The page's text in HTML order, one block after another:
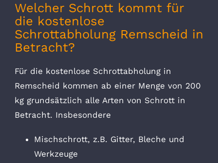
Welcher Schrott kommt für
die kostenlose
Schrottabholung Remscheid in
Betracht?
Für die kostenlose Schrottabholung in
Remscheid kommen ab einer Menge von 200
kg grundsätzlich alle Arten von Schrott in
Betracht. Insbesondere
Mischschrott, z.B. Gitter, Bleche und
Werkzeuge